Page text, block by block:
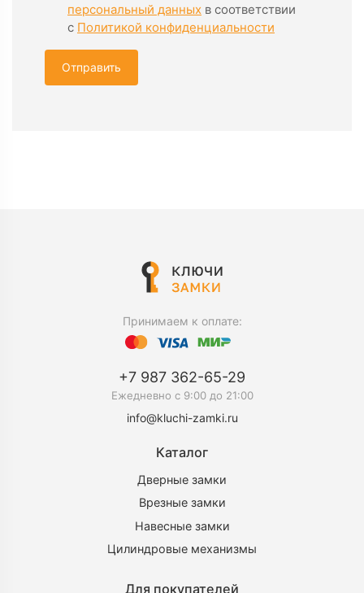
персональный данных в соответствии
с Политикой конфиденциальности
Отправить
Принимаем к оплате:
Каталог
Дверные замки
Врезные замки
Навесные замки
Цилиндровые механизмы
Для покупателей
+7 987 362-65-29
Ежедневно c 9:00 до 21:00
info@kluchi-zamki.ru